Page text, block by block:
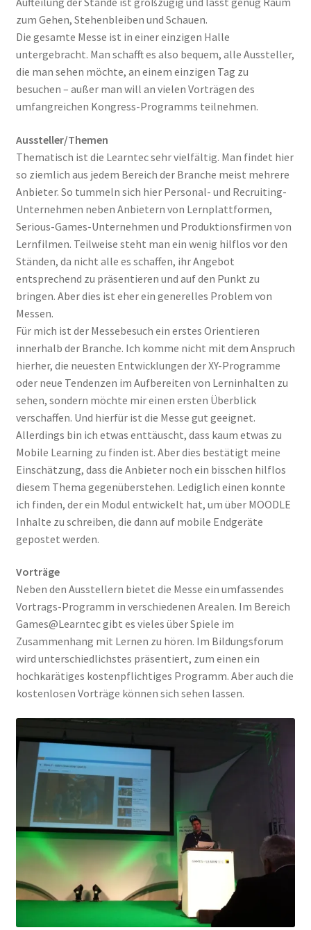
zum Gehen, Stehenbleiben und Schauen.
Die gesamte Messe ist in einer einzigen Halle
untergebracht. Man schafft es also bequem, alle Aussteller,
die man sehen möchte, an einem einzigen Tag zu
besuchen – außer man will an vielen Vorträgen des
umfangreichen Kongress-Programms teilnehmen.
Aussteller/Themen
Thematisch ist die Learntec sehr vielfältig. Man findet hier
so ziemlich aus jedem Bereich der Branche meist mehrere
Anbieter. So tummeln sich hier Personal- und Recruiting-
Unternehmen neben Anbietern von Lernplattformen,
Serious-Games-Unternehmen und Produktionsfirmen von
Lernfilmen. Teilweise steht man ein wenig hilflos vor den
Ständen, da nicht alle es schaffen, ihr Angebot
entsprechend zu präsentieren und auf den Punkt zu
bringen. Aber dies ist eher ein generelles Problem von
Messen.
Für mich ist der Messebesuch ein erstes Orientieren
innerhalb der Branche. Ich komme nicht mit dem Anspruch
hierher, die neuesten Entwicklungen der XY-Programme
oder neue Tendenzen im Aufbereiten von Lerninhalten zu
sehen, sondern möchte mir einen ersten Überblick
verschaffen. Und hierfür ist die Messe gut geeignet.
Allerdings bin ich etwas enttäuscht, dass kaum etwas zu
Mobile Learning zu finden ist. Aber dies bestätigt meine
Einschätzung, dass die Anbieter noch ein bisschen hilflos
diesem Thema gegenüberstehen. Lediglich einen konnte
ich finden, der ein Modul entwickelt hat, um über MOODLE
Inhalte zu schreiben, die dann auf mobile Endgeräte
gepostet werden.
Vorträge
Neben den Ausstellern bietet die Messe ein umfassendes
Vortrags-Programm in verschiedenen Arealen. Im Bereich
Games@Learntec gibt es vieles über Spiele im
Zusammenhang mit Lernen zu hören. Im Bildungsforum
wird unterschiedlichstes präsentiert, zum einen ein
hochkarätiges kostenpflichtiges Programm. Aber auch die
kostenlosen Vorträge können sich sehen lassen.